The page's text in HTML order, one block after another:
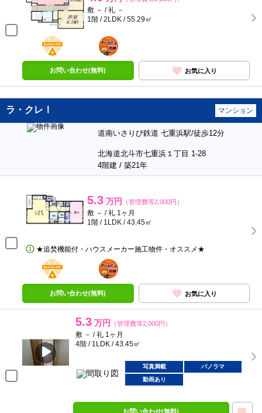
敷 － / 礼 －
1階 / 2LDK / 55.29㎡
BunChinPAY
ポンタ
部屋
お問い合わせ(無料) お気に入り
ラ・クレⅠ マンション
道南いさりび鉄道 七重浜駅/徒歩12分
北海道北斗市七重浜１丁目 1-28
4階建 / 築21年
5.3 万円 （管理費等2,000円）
敷 － / 礼 1ヶ月
1階 / 1LDK / 43.45㎡
★追焚機能付・ハウスメーカー施工物件・オススメ★
BunChinPAY
ポンタ
部屋
お問い合わせ(無料) お気に入り
5.3 万円 （管理費等2,000円）
敷 － / 礼 1ヶ月
4階 / 1LDK / 43.45㎡
写真満載
パノラマ
動画あり
お問い合わせ(無料)